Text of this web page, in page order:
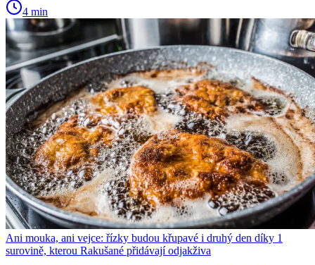
4 min
Ani mouka, ani vejce: řízky budou křupavé i druhý den díky 1
surovině, kterou Rakušané přidávají odjakživa